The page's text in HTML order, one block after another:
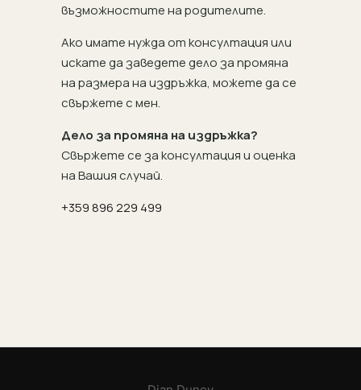
възможностите на родителите.
Ако имате нужда от консултация или
искате да заведете дело за промяна
на размера на издръжка, можете да се
свържете с мен.
Дело за промяна на издръжка?
Свържете се за консултация и оценка
на Вашия случай.
+359 896 229 499